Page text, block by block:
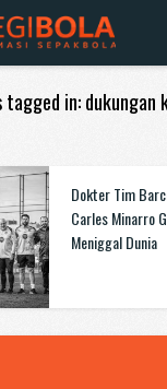
in: dukungan
Dokter Tim
Carles Minarro
Meniggal Dunia